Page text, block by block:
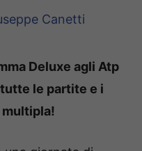
Canetti
Deluxe agli Atp
le partite e i